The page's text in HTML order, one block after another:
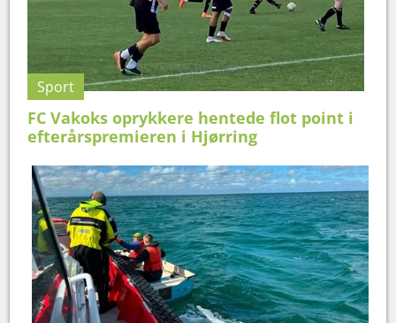
Sport
FC Vakoks oprykkere hentede flot point i
efterårspremieren i Hjørring